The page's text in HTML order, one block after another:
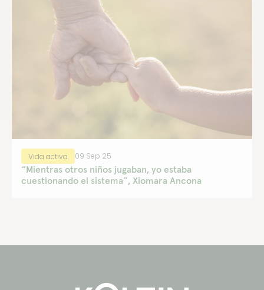
Vida activa 09 Sep 25
“Mientras otros niños jugaban, yo estaba
cuestionando el sistema”, Xiomara Ancona